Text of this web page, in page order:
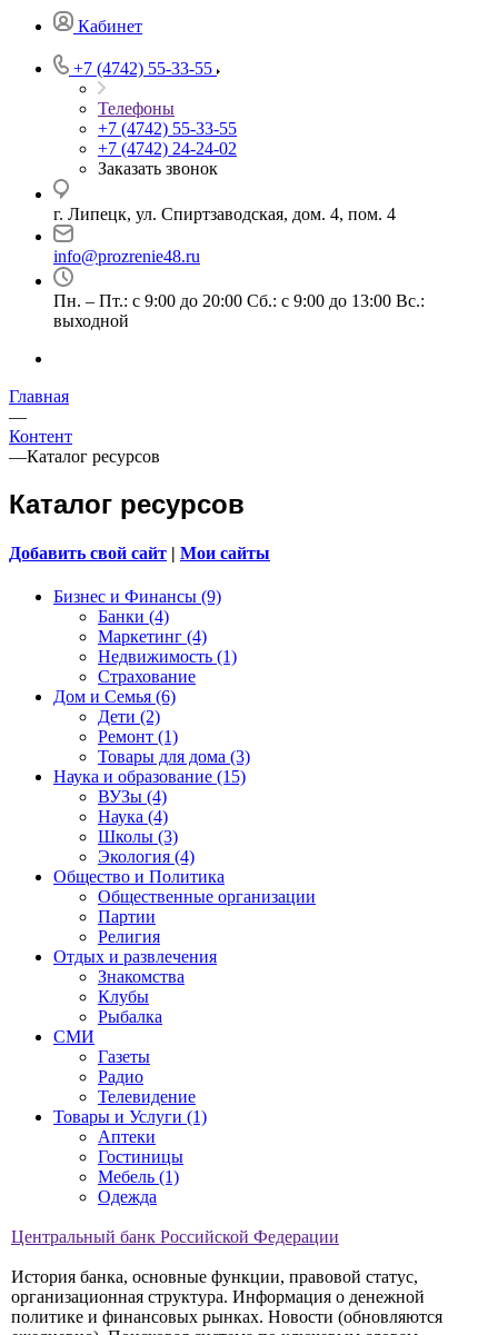
Кабинет
+7 (4742) 55-33-55
Телефоны
+7 (4742) 55-33-55
+7 (4742) 24-24-02
Заказать звонок
г. Липецк, ул. Спиртзаводская, дом. 4, пом. 4
info@prozrenie48.ru
Пн. – Пт.: с 9:00 до 20:00 Сб.: с 9:00 до 13:00 Вс.:
выходной
Главная
—
Контент
—Каталог ресурсов
Каталог ресурсов
Добавить свой сайт | Мои сайты
Бизнес и Финансы (9)
Банки (4)
Маркетинг (4)
Недвижимость (1)
Страхование
Дом и Семья (6)
Дети (2)
Ремонт (1)
Товары для дома (3)
Наука и образование (15)
ВУЗы (4)
Наука (4)
Школы (3)
Экология (4)
Общество и Политика
Общественные организации
Партии
Религия
Отдых и развлечения
Знакомства
Клубы
Рыбалка
СМИ
Газеты
Радио
Телевидение
Товары и Услуги (1)
Аптеки
Гостиницы
Мебель (1)
Одежда
Центральный банк Российской Федерации
История банка, основные функции, правовой статус,
организационная структура. Информация о денежной
политике и финансовых рынках. Новости (обновляются